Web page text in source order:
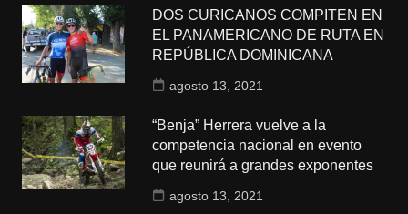
DOS CURICANOS COMPITEN EN
EL PANAMERICANO DE RUTA EN
REPÚBLICA DOMINICANA
agosto 13, 2021
“Benja” Herrera vuelve a la
competencia nacional en evento
que reunirá a grandes exponentes
agosto 13, 2021